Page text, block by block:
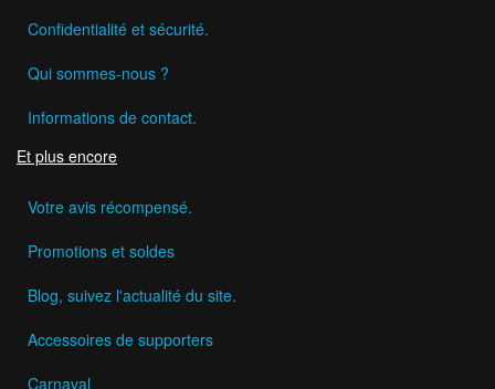
Confidentialité et sécurité.
Qui sommes-nous ?
Informations de contact.
Et plus encore
Votre avis récompensé.
Promotions et soldes
Blog, suivez l'actualité du site.
Accessoires de supporters
Carnaval